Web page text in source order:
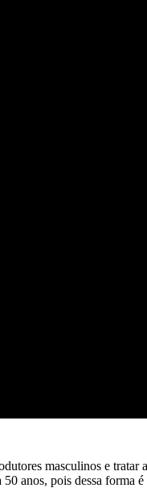
masculinos e
anos, pois dessa forma